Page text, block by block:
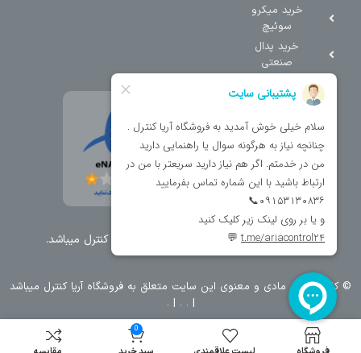
خرید میکرو
سوئیچ
خرید پدال
صنعتی
تمامی حقوق مطالب و سایت نزد شرکت اریا کنترل میباشد.
0
© کليه حقوق مادی و معنوی اين سايت متعلق به فروشگاه آریا کنترل ميباشد
|
. .
| .